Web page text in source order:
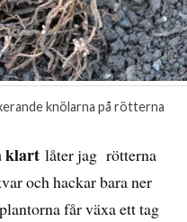
knölarna på rötterna
klart låter jag rötterna
och hackar bara ner
får växa ett tag